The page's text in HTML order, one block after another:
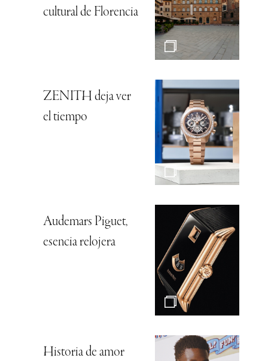
cultural de Florencia
ZENITH deja ver
el tiempo
Audemars Piguet,
esencia relojera
Historia de amor